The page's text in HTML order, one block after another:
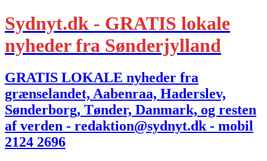
Sydnyt.dk - GRATIS lokale
nyheder fra Sønderjylland
GRATIS LOKALE nyheder fra
grænselandet, Aabenraa, Haderslev,
Sønderborg, Tønder, Danmark, og resten
af verden - redaktion@sydnyt.dk - mobil
2124 2696